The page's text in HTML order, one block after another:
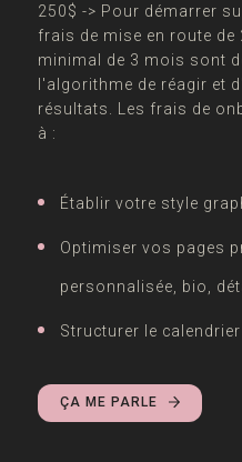
250$ -> Pour démarrer
frais de mise en route de
minimal de 3 mois sont
l'algorithme de réagir et
résultats. Les frais de
à :
Établir votre style
Optimiser vos pages
personnalisée, bio,
Structurer le
ÇA ME PARLE